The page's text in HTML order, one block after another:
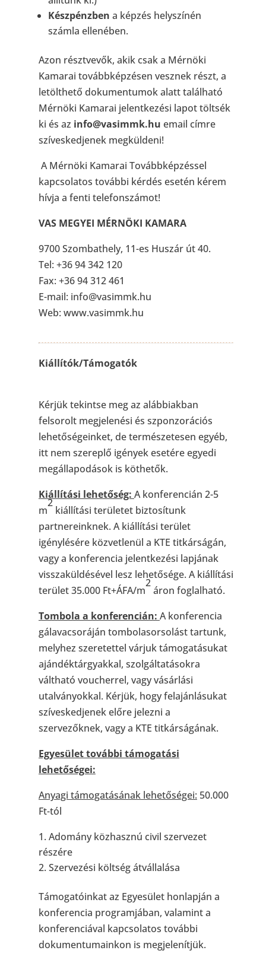
Készpénzben a képzés helyszínén
számla ellenében.
Azon résztvevők, akik csak a Mérnöki
Kamarai továbbképzésen vesznek részt, a
letölthető dokumentumok alatt található
Mérnöki Kamarai jelentkezési lapot töltsék
ki és az info@vasimmk.hu email címre
szíveskedjenek megküldeni!
A Mérnöki Kamarai Továbbképzéssel
kapcsolatos további kérdés esetén kérem
hívja a fenti telefonszámot!
VAS MEGYEI MÉRNÖKI KAMARA
9700 Szombathely, 11-es Huszár út 40.
Tel: +36 94 342 120
Fax: +36 94 312 461
E-mail: info@vasimmk.hu
Web: www.vasimmk.hu
Kiállítók/Támogatók
Kérjük tekintse meg az alábbiakban
felsorolt megjelenési és szponzorációs
lehetőségeinket, de természetesen egyéb,
itt nem szereplő igények esetére egyedi
megállapodások is köthetők.
Kiállítási lehetőség: A konferencián 2-5
m
2
kiállítási területet biztosítunk
partnereinknek. A kiállítási terület
igénylésére közvetlenül a KTE titkárságán,
vagy a konferencia jelentkezési lapjának
visszaküldésével lesz lehetősége. A kiállítási
terület 35.000 Ft+ÁFA/m
2
áron foglalható.
Tombola a konferencián: A konferencia
gálavacsoráján tombolasorsolást tartunk,
melyhez szeretettel várjuk támogatásukat
ajándéktárgyakkal, szolgáltatásokra
váltható voucherrel, vagy vásárlási
utalványokkal. Kérjük, hogy felajánlásukat
szíveskedjenek előre jelezni a
szervezőknek, vagy a KTE titkárságának.
Egyesület további támogatási
lehetőségei:
Anyagi támogatásának lehetőségei: 50.000
Ft-tól
Adomány közhasznú civil szervezet
részére
Szervezési költség átvállalása
Támogatóinkat az Egyesület honlapján a
konferencia programjában, valamint a
konferenciával kapcsolatos további
dokumentumainkon is megjelenítjük.